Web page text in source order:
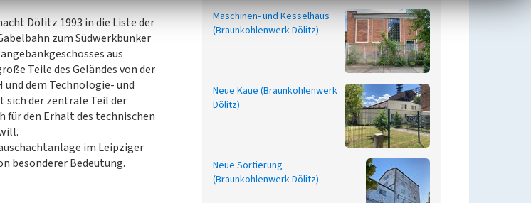
Dölitz 1993 in die Liste der
zum Südwerkbunker
aus
Teile des Geländes von der
dem Technologie- und
sich der zentrale Teil der
für den Erhalt des technischen
im Leipziger
besonderer Bedeutung.
Maschinen- und Kesselhaus
(Braunkohlenwerk Dölitz)
Neue Kaue (Braunkohlenwerk
Dölitz)
Neue Sortierung
(Braunkohlenwerk Dölitz)